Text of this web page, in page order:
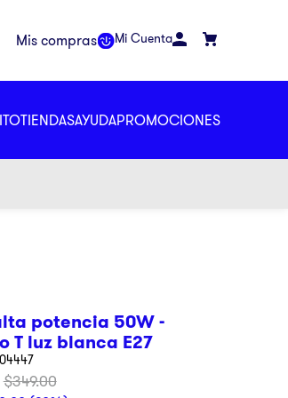
Mi Cuenta
TIENDASAYUDAPROMOCIONES
potencia 50W -
T luz blanca E27
$349.00